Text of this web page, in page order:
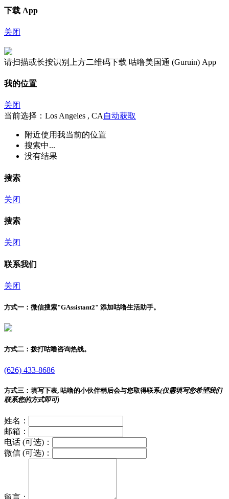
下载 App
关闭
请扫描或长按识别上方二维码下载 咕噜美国通 (Guruin) App
我的位置
关闭
当前选择：Los Angeles , CA 自动获取
附近使用我当前的位置
搜索中...
没有结果
搜索
关闭
搜索
关闭
联系我们
关闭
方式一： 微信搜索"GAssistant2" 添加咕噜生活助手。
方式二： 拨打咕噜咨询热线。
(626) 433-8686
方式三： 填写下表, 咕噜的小伙伴稍后会与您取得联系(仅需填写您希望我们
联系您的方式即可)
姓名：
邮箱：
电话 (可选)：
微信 (可选)：
留言：